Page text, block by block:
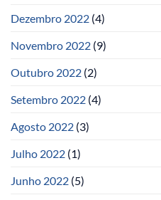
Dezembro 2022 (4)
Novembro 2022 (9)
Outubro 2022 (2)
Setembro 2022 (4)
Agosto 2022 (3)
Julho 2022 (1)
Junho 2022 (5)